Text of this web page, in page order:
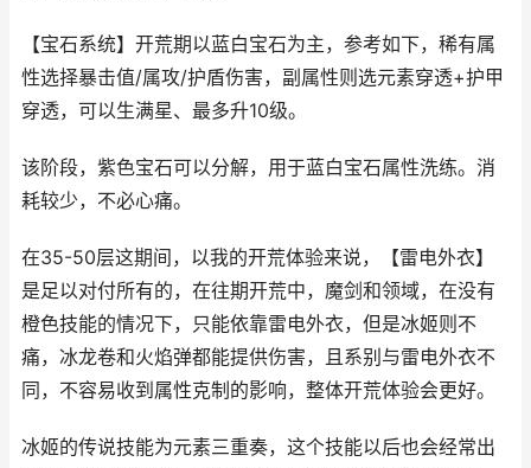
【宝石系统】开荒期以蓝白宝石为主，参考如下，稀有属
性选择暴击值/属攻/护盾伤害，副属性则选元素穿透+护甲
穿透，可以生满星、最多升10级。
该阶段，紫色宝石可以分解，用于蓝白宝石属性洗练。消
耗较少，不必心痛。
在35-50层这期间，以我的开荒体验来说，【雷电外衣】
是足以对付所有的，在往期开荒中，魔剑和领域，在没有
橙色技能的情况下，只能依靠雷电外衣，但是冰姬则不
痛，冰龙卷和火焰弹都能提供伤害，且系别与雷电外衣不
同，不容易收到属性克制的影响，整体开荒体验会更好。
冰姬的传说技能为元素三重奏，这个技能以后也会经常出